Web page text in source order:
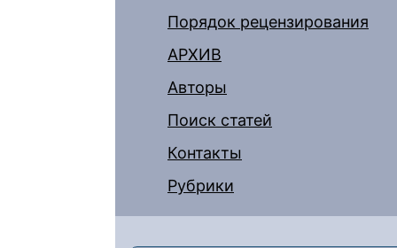
Порядок рецензирования
АРХИВ
Авторы
Поиск статей
Контакты
Рубрики